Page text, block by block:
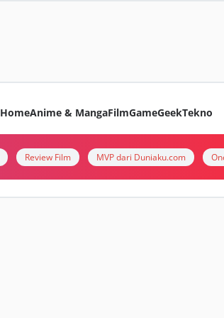
HomeAnime & MangaFilmGameGeekTekno
Review Film MVP dari Duniaku.com